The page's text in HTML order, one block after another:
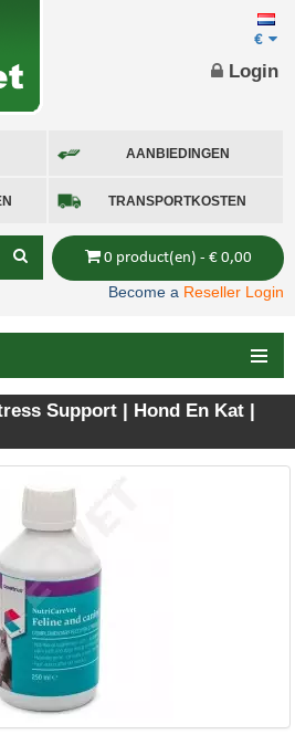
AANBIEDINGEN
TRANSPORTKOSTEN
€
0 product(en) - € 0,00
Login
Become a Reseller Login
Support | Hond En Kat |